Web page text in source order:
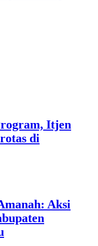
Itjen
di
Aksi